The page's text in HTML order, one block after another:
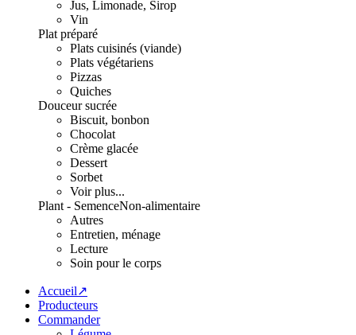
Jus, Limonade, Sirop
Vin
Plat préparé
Plats cuisinés (viande)
Plats végétariens
Pizzas
Quiches
Douceur sucrée
Biscuit, bonbon
Chocolat
Crème glacée
Dessert
Sorbet
Voir plus...
Plant - SemenceNon-alimentaire
Autres
Entretien, ménage
Lecture
Soin pour le corps
Accueil↗
Producteurs
Commander